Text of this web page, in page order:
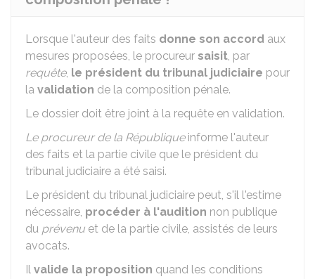
Lorsque l'auteur des faits donne son accord aux
mesures proposées, le procureur saisit, par
requête, le président du tribunal judiciaire pour
la validation de la composition pénale.
Le dossier doit être joint à la requête en validation.
Le procureur de la Républiqueinforme l'auteur
des faits et la partie civile que le président du
tribunal judiciaire a été saisi.
Le président du tribunal judiciaire peut, s'il l'estime
nécessaire, procéder à l'audition non publique
du prévenu et de la partie civile, assistés de leurs
avocats.
Il valide la proposition quand les conditions